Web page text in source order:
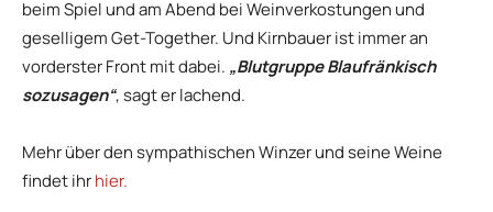
beim Spiel und am Abend bei Weinverkostungen und
geselligem Get-Together. Und Kirnbauer ist immer an
vorderster Front mit dabei. „Blutgruppe Blaufränkisch
sozusagen“, sagt er lachend.
Mehr über den sympathischen Winzer und seine Weine
findet ihrhier.